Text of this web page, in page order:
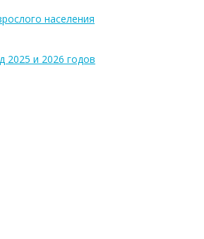
населения
2025 и 2026 годов